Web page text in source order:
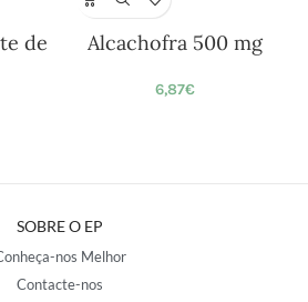
de
Alcachofra 500 mg
6,87€
SOBRE O EP
nos Melhor
Contacte-nos